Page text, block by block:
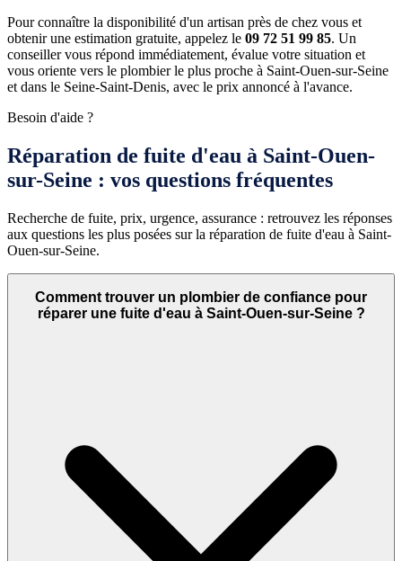
Pour connaître la disponibilité d'un artisan près de chez vous et
obtenir une estimation gratuite, appelez le 09 72 51 99 85. Un
conseiller vous répond immédiatement, évalue votre situation et
vous oriente vers le plombier le plus proche à Saint-Ouen-sur-Seine
et dans le Seine-Saint-Denis, avec le prix annoncé à l'avance.
Besoin d'aide ?
Réparation de fuite d'eau à Saint-Ouen-
sur-Seine : vos questions fréquentes
Recherche de fuite, prix, urgence, assurance : retrouvez les réponses
aux questions les plus posées sur la réparation de fuite d'eau à Saint-
Ouen-sur-Seine.
Comment trouver un plombier de confiance pour
réparer une fuite d'eau à Saint-Ouen-sur-Seine ?